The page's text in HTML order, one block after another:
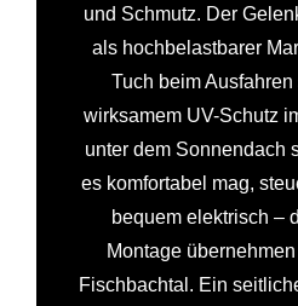
und Schmutz. Der
als hochbelastbarer
Tuch beim
wirksamem UV-Schutz
unter dem Sonnendach
es komfortabel mag,
bequem elektrisch –
Montage
Fischbachtal. Ein